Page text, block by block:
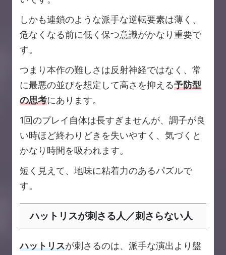
しかも連鎖のような派手な逆転要素は薄く、
危なくなる前に低く保つ意識がかなり重要で
す。
つまり本作の難しさは反射神経ではなく、常
に最悪の並びを想定して高さを抑える予防型
の思考にあります。
1回のプレイ自体は長すぎませんが、調子が良
い時ほど終わりどきを失いやすく、気づくと
かなり時間を吸われます。
短く見えて、地味に粘着力のあるパズルで
す。
ハットリスが刺さる人／刺さらない人
ハットリスが刺さるのは、派手な演出より盤